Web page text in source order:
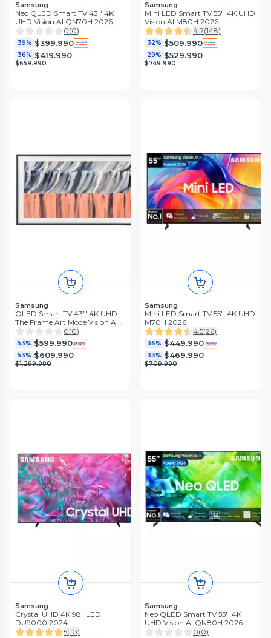
Samsung
Neo QLED Smart TV 43'' 4K
UHD Vision AI QN70H 2026
0(0)
39% $399.990
36% $419.990
$659.990
Samsung
Mini LED Smart TV 55'' 4K UHD
Vision AI M80H 2026
4.7(148)
32% $509.990
29% $529.990
$749.990
Samsung
QLED Smart TV 43'' 4K UHD
The Frame Art Mode Vision AI
con Marco LS03H 2026
0(0)
53% $599.990
53% $609.990
$1.299.990
Samsung
Mini LED Smart TV 55'' 4K UHD
M70H 2026
4.5(26)
36% $449.990
33% $469.990
$709.990
Samsung
Crystal UHD 4K 98" LED
DU9000 2024
5(10)
Samsung
Neo QLED Smart TV 55'' 4K
UHD Vision AI QN80H 2026
0(0)